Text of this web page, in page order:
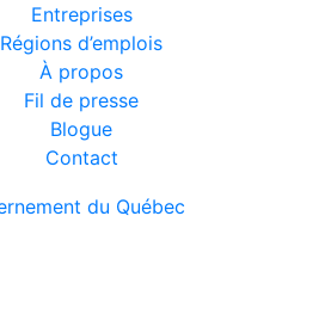
Entreprises
Régions d’emplois
À propos
Fil de presse
Blogue
Contact